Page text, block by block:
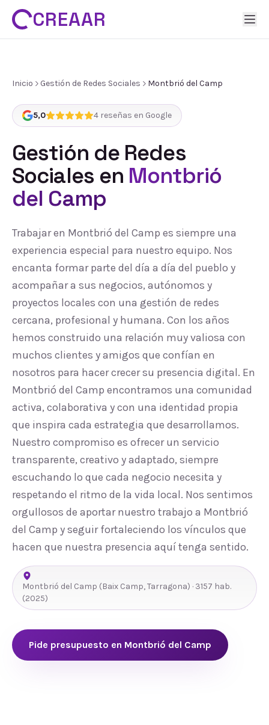
CREAAR
Inicio Gestión de Redes Sociales Montbrió del Camp
5,0 4 reseñas en Google
Gestión de Redes
Sociales en Montbrió
del Camp
Trabajar en Montbrió del Camp es siempre una
experiencia especial para nuestro equipo. Nos
encanta formar parte del día a día del pueblo y
acompañar a sus negocios, autónomos y
proyectos locales con una gestión de redes
cercana, profesional y humana. Con los años
hemos construido una relación muy valiosa con
muchos clientes y amigos que confían en
nosotros para hacer crecer su presencia digital. En
Montbrió del Camp encontramos una comunidad
activa, colaborativa y con una identidad propia
que inspira cada estrategia que desarrollamos.
Nuestro compromiso es ofrecer un servicio
transparente, creativo y adaptado, siempre
escuchando lo que cada negocio necesita y
respetando el ritmo de la vida local. Nos sentimos
orgullosos de aportar nuestro trabajo a Montbrió
del Camp y seguir fortaleciendo los vínculos que
hacen que nuestra presencia aquí tenga sentido.
Montbrió del Camp (Baix Camp,Tarragona) · 3157 hab.
(2025)
Pide presupuesto en Montbrió del Camp